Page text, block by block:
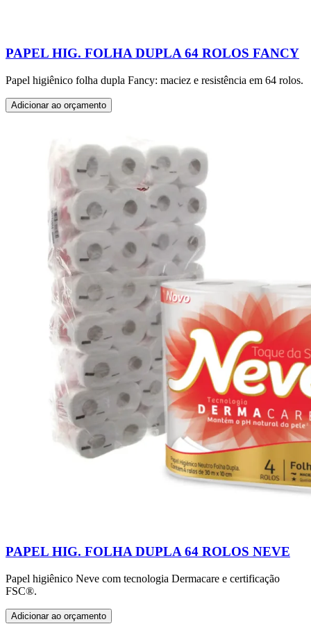
PAPEL HIG. FOLHA DUPLA 64 ROLOS FANCY
Papel higiênico folha dupla Fancy: maciez e resistência em 64 rolos.
Adicionar ao orçamento
PAPEL HIG. FOLHA DUPLA 64 ROLOS NEVE
Papel higiênico Neve com tecnologia Dermacare e certificação
FSC®.
Adicionar ao orçamento